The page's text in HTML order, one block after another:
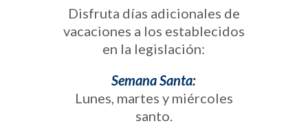
Disfruta días adicionales de
vacaciones a los establecidos
en la legislación:
Semana Santa:
Lunes, martes y miércoles
santo.